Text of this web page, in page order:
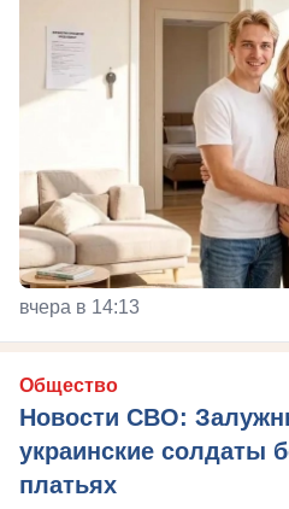
вчера в 14:13
Общество
Новости СВО:
украинские солдаты
платьях